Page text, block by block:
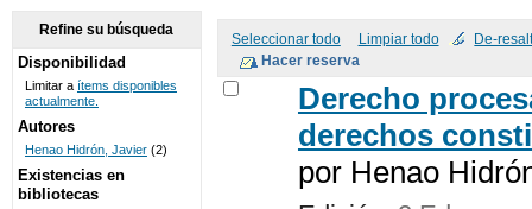
DE
BIBLIOTECAS
UNICOC
Seleccionar todo Limpiar todo De-
Derecho
derechos
por Henao
Refine su búsqueda
Disponibilidad
Limitar a ítems disponibles
actualmente.
Autores
Henao Hidrón, Javier (2)
Existencias en
bibliotecas